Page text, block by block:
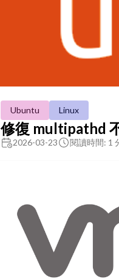
Ubuntu Linux
修復 multipathd
2026-03-23 閱讀時間: 1